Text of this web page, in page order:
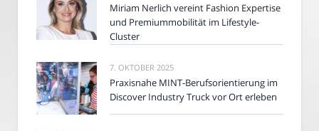
Miriam Nerlich vereint Fashion Expertise
und Premiummobilität im Lifestyle-
Cluster
7. OKTOBER 2025
Praxisnahe MINT-Berufsorientierung im
Discover Industry Truck vor Ort erleben